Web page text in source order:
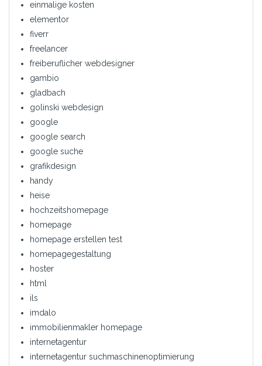
einmalige kosten
elementor
fiverr
freelancer
freiberuflicher webdesigner
gambio
gladbach
golinski webdesign
google
google search
google suche
grafikdesign
handy
heise
hochzeitshomepage
homepage
homepage erstellen test
homepagegestaltung
hoster
html
ils
imdalo
immobilienmakler homepage
internetagentur
internetagentur suchmaschinenoptimierung